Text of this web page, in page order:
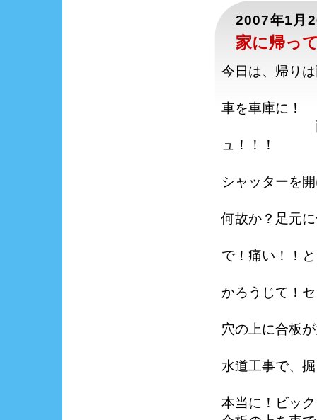
2007年1月
家に帰っ
今日は、帰り
車を車庫に！
雨の中！
ュ！！！
シャッターを
何故か？足元
で！痛い！！
かろうじて！
穴の上に合板
水道工事で、
本当に！ビッ